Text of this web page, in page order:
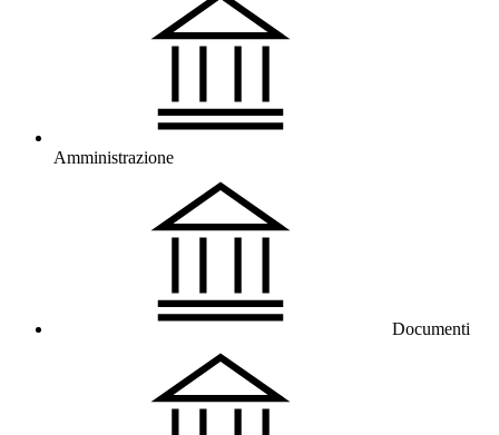
Amministrazione
Documenti